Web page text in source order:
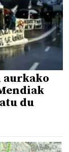
aurkako
du